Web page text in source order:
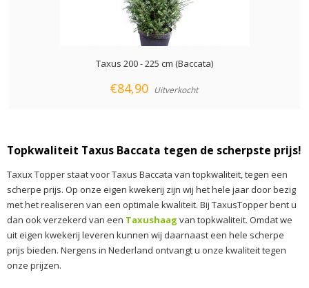
Taxus 200 - 225 cm (Baccata)
€84,90 Uitverkocht
Topkwaliteit Taxus Baccata tegen de scherpste prijs!
Taxux Topper staat voor Taxus Baccata van topkwaliteit, tegen een
scherpe prijs. Op onze eigen kwekerij zijn wij het hele jaar door bezig
met het realiseren van een optimale kwaliteit. Bij TaxusTopper bent u
dan ook verzekerd van een Taxushaag van topkwaliteit. Omdat we
uit eigen kwekerij leveren kunnen wij daarnaast een hele scherpe
prijs bieden. Nergens in Nederland ontvangt u onze kwaliteit tegen
onze prijzen.